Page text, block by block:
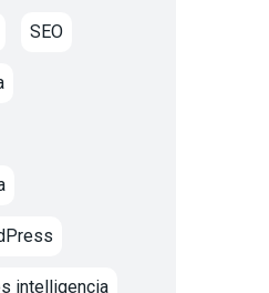
SEO
intelligencia